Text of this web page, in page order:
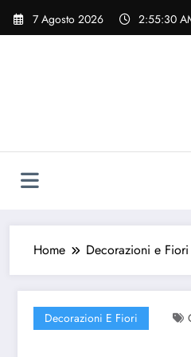
Vai
7 Agosto 2026 2:55:31
Home Decorazioni e Fiori
Decorazioni E Fiori